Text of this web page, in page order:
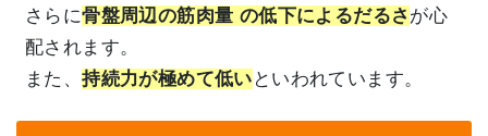
さらに骨盤周辺の筋肉量 の低下によるだるさ が心
配されます。
また、持続力が極めて低い といわれています。